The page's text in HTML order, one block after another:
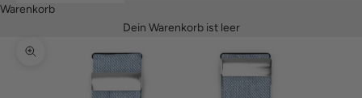
Warenkorb
Dein Warenkorb ist leer
Bild vergrößern